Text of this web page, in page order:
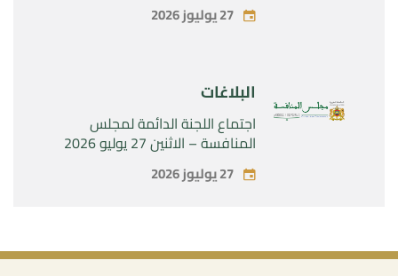
SAS »27 يوليوز 2026
البلاغات
اجتماع اللجنة الدائمة لمجلس
المنافسة – الاثنين 27 يوليو 2026
27 يوليوز 2026